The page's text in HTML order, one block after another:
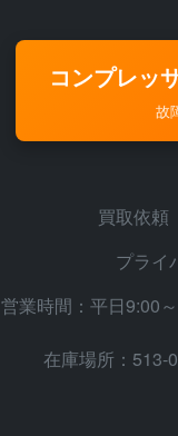
コンプレッ
故
買取依頼
プライ
営業時間：平日9:00
在庫場所：513-